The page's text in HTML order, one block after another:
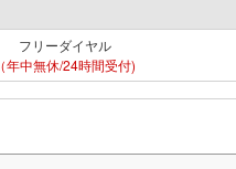
フリーダイヤル
（年中無休/24時間受付)